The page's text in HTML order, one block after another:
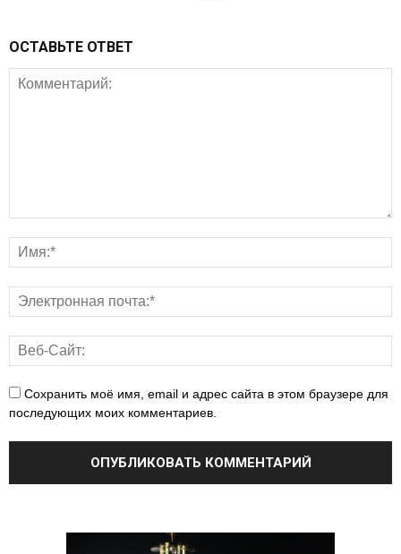
ОСТАВЬТЕ ОТВЕТ
Сохранить моё имя, email и адрес сайта в этом браузере для
последующих моих комментариев.